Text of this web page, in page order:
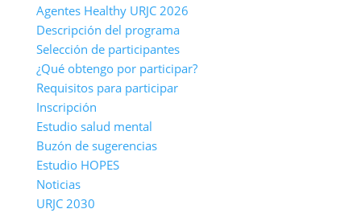
Agentes Healthy URJC 2026
Descripción del programa
Selección de participantes
¿Qué obtengo por participar?
Requisitos para participar
Inscripción
Estudio salud mental
Buzón de sugerencias
Estudio HOPES
Noticias
URJC 2030